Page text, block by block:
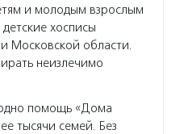
и молодым взрослым
хосписы
Московской области.
неизлечимо
помощь «Дома
тысячи семей. Без